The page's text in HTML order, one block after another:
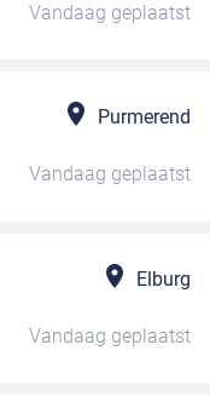
Vandaag geplaatst
Purmerend
Vandaag geplaatst
Elburg
Vandaag geplaatst